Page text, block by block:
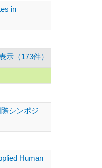
in
示（173件）
シンポジ
Human